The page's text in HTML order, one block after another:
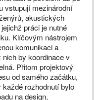
vstupují mezinárodní
akustických
práci je nutné
Klíčovým nástrojem
komunikaci a
by koordinace v
Přitom projektový
od samého začátku,
rozhodnutí bylo
na design,